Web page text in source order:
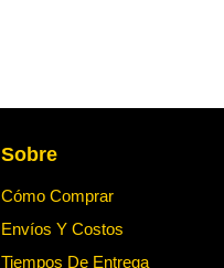
Sobre
Cómo Comprar
Envíos Y Costos
Tiempos De Entrega